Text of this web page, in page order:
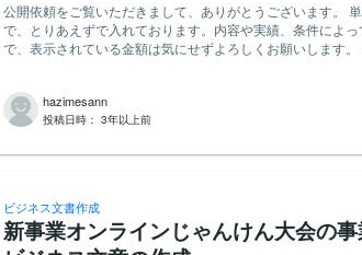
公開依頼をご覧いただきまして、ありがとうございます。 単価などは設定が必須項目だったの
で、とりあえずで入れております。内容や実績、条件によ
で、表示されている金額は気にせずよろしくお願いします。 このたび、求人広告や求人サイト、
借りて、より魅力的な文章が作れたらなと思って公開依頼をさせて
が求人を見る際、おそらく大体の方が、自分がやっていける
し、弊社の業種としては、CADオペレーターや建築設定と
き、給料もかなり良い方かと思うので、あとは本当にどうこ
すく理解してもらえるかどうかだと思っております。 どうか、文章のプロのお力をお貸しくださ
hazimesann
投稿日時： 3年以上前
ビジネス文書作成
新事業オンラインじゃんけん大会の